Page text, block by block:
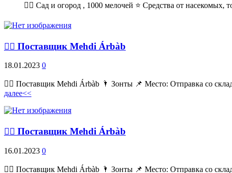
💁‍♂ Сад и огород , 1000 мелочей ⭐ Средства от
💁‍♂ Поставщик Mehdi Árbàb
18.01.2023 0
💁‍♂ Поставщик Mehdi Árbàb 🌂 Зонты 📌 Место: Отправка со
далее<<
💁‍♂ Поставщик Mehdi Árbàb
16.01.2023 0
💁‍♂ Поставщик Mehdi Árbàb 🌂 Зонты 📌 Место: Отправка со